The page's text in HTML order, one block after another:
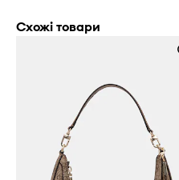
Схожі товари